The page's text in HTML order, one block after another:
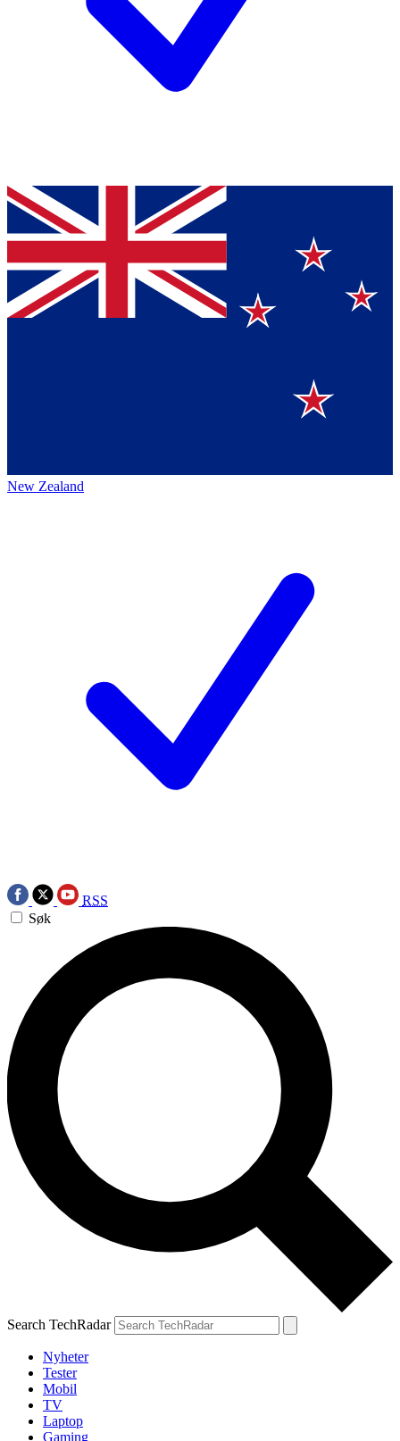
New Zealand
RSS
Søk
Search TechRadar
Nyheter
Tester
Mobil
TV
Laptop
Gaming